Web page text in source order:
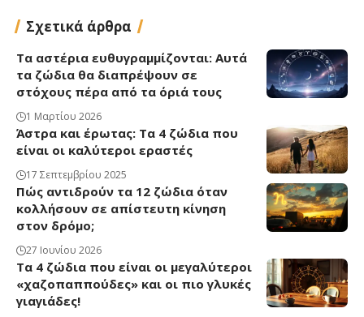
Σχετικά άρθρα
Τα αστέρια ευθυγραμμίζονται: Αυτά
τα ζώδια θα διαπρέψουν σε
στόχους πέρα από τα όριά τους
1 Μαρτίου 2026
Άστρα και έρωτας: Τα 4 ζώδια που
είναι οι καλύτεροι εραστές
17 Σεπτεμβρίου 2025
Πώς αντιδρούν τα 12 ζώδια όταν
κολλήσουν σε απίστευτη κίνηση
στον δρόμο;
27 Ιουνίου 2026
Τα 4 ζώδια που είναι οι μεγαλύτεροι
«χαζοπαππούδες» και οι πιο γλυκές
γιαγιάδες!